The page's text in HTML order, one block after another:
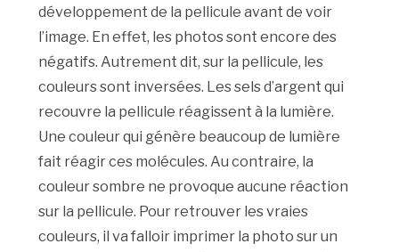
développement de la pellicule avant de voir
l’image. En effet, les photos sont encore des
négatifs. Autrement dit, sur la pellicule, les
couleurs sont inversées. Les sels d’argent qui
recouvre la pellicule réagissent à la lumière.
Une couleur qui génère beaucoup de lumière
fait réagir ces molécules. Au contraire, la
couleur sombre ne provoque aucune réaction
sur la pellicule. Pour retrouver les vraies
couleurs, il va falloir imprimer la photo sur un